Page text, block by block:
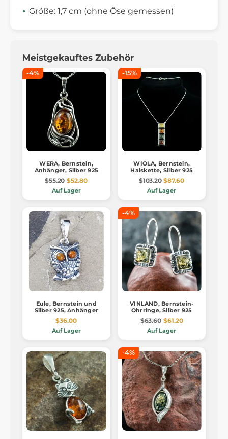
Größe: 1,7 cm (ohne Öse gemessen)
Meistgekauftes Zubehör
-4%
WERA, Bernstein,
Anhänger, Silber 925
$55.20 $52.80
Auf Lager
-15%
WIOLA, Bernstein,
Halskette, Silber 925
$103.20 $87.60
Auf Lager
Eule, Bernstein und
Silber 925, Anhänger
$36.00
Auf Lager
-4%
VINLAND, Bernstein-
Ohrringe, Silber 925
$63.60 $61.20
Auf Lager
-4%